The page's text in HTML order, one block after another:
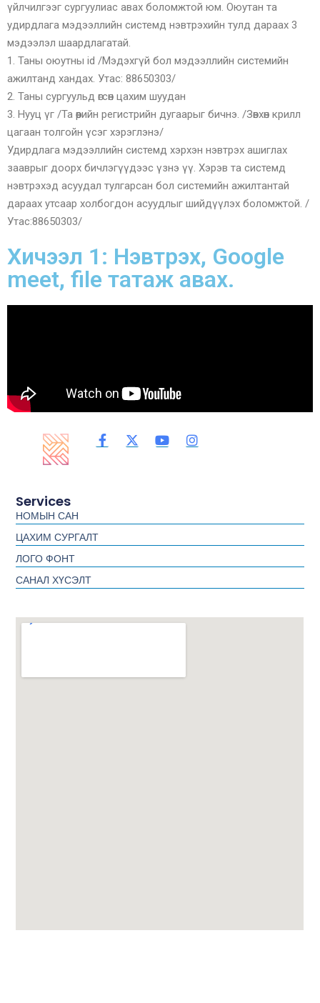
үйлчилгээг сургуулиас авах боломжтой юм. Оюутан та
удирдлага мэдээллийн системд нэвтрэхийн тулд дараах 3
мэдээлэл шаардлагатай.
1. Таны оюутны id /Мэдэхгүй бол мэдээллийн системийн
ажилтанд хандах. Утас: 88650303/
2. Таны сургуульд өгсөн цахим шуудан
3. Нууц үг /Та өөрийн регистрийн дугаарыг бичнэ. /Зөвхөн крилл
цагаан толгойн үсэг хэрэглэнэ/
Удирдлага мэдээллийн системд хэрхэн нэвтрэх ашиглах
зааврыг доорх бичлэгүүдээс үзнэ үү. Хэрэв та системд
нэвтрэхэд асуудал тулгарсан бол системийн ажилтантай
дараах утсаар холбогдон асуудлыг шийдүүлэх боломжтой. /
Утас:88650303/
Хичээл 1: Нэвтрэх, Google
meet, file татаж авах.
Services
НОМЫН САН
ЦАХИМ СУРГАЛТ
ЛОГО ФОНТ
САНАЛ ХҮСЭЛТ